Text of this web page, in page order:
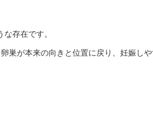
存在です。
巣が本来の向きと位置に戻り、妊娠しや